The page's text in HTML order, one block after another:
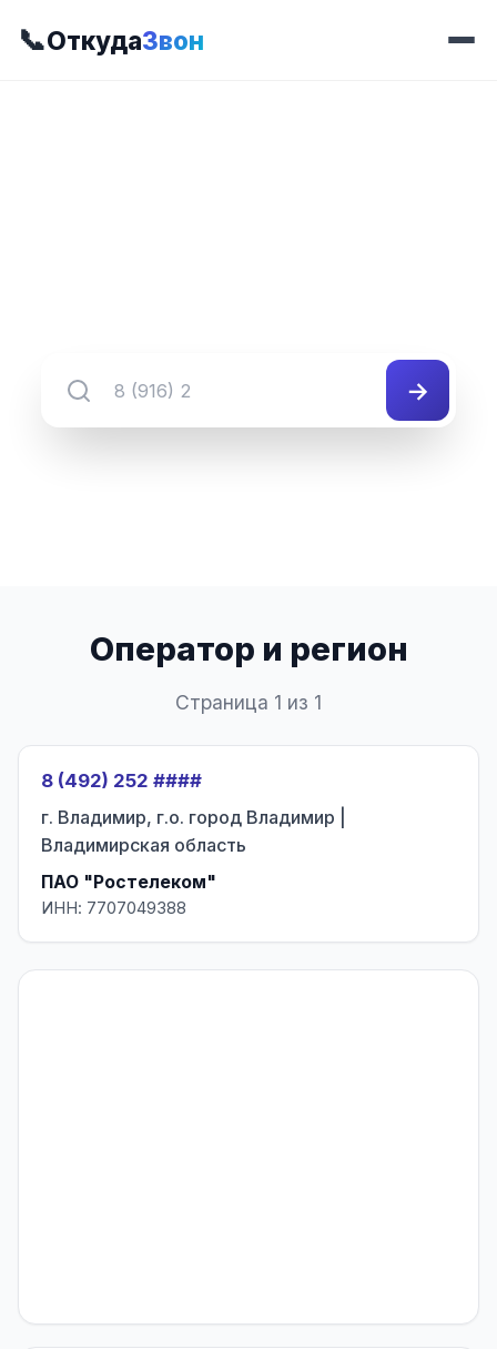
📞ОткудаЗвон
→
Оператор и регион
Страница 1 из 1
8 (492) 252 ####
г. Владимир, г.о. город Владимир |
Владимирская область
ПАО "Ростелеком"
ИНН: 7707049388